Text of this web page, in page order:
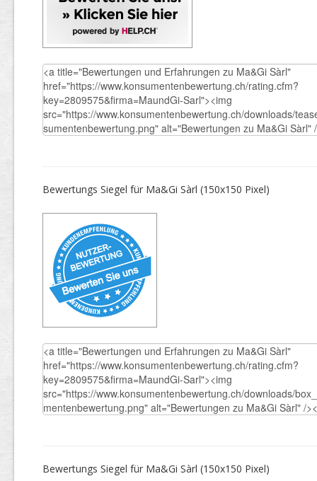
Bewertungs Siegel für Ma&Gi Sàrl (150x150 Pixel)
Bewertungs Siegel für Ma&Gi Sàrl (150x150 Pixel)